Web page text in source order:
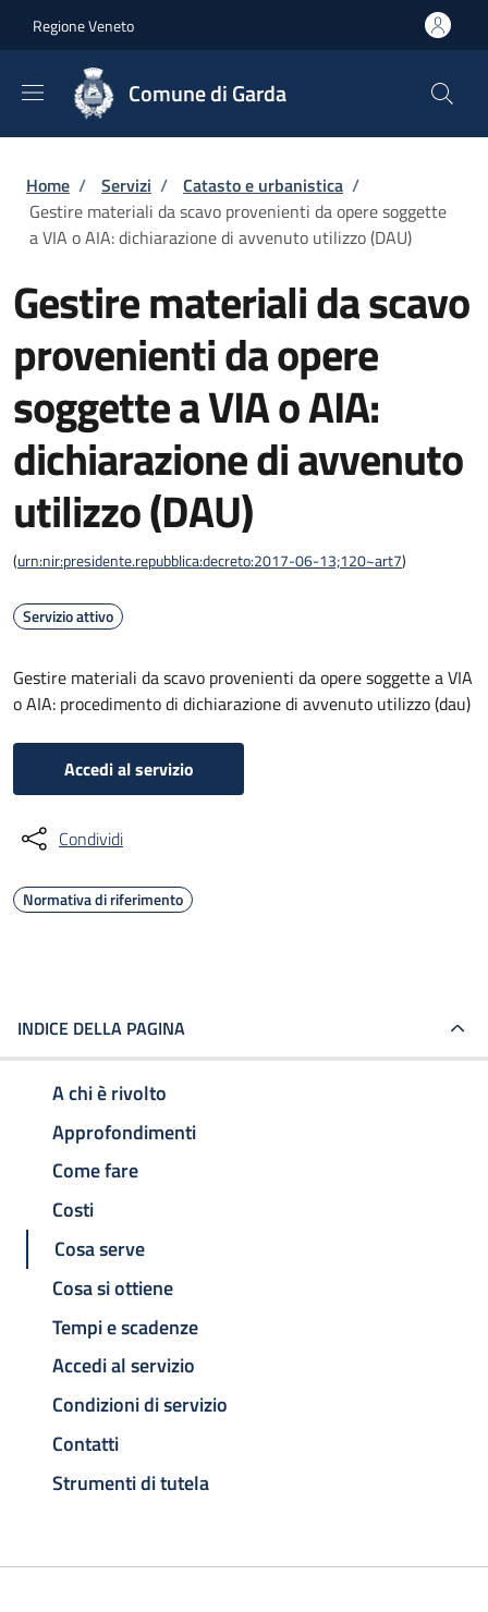
Regione Veneto
Comune di Garda
Briciole di pane
Home / Servizi / Catasto e urbanistica /
Gestire materiali da scavo provenienti da opere soggette
a VIA o AIA: dichiarazione di avvenuto utilizzo (DAU)
Gestire materiali da scavo
provenienti da opere
soggette a VIA o AIA:
dichiarazione di avvenuto
utilizzo (DAU)
(urn:nir:presidente.repubblica:decreto:2017-06-13;120~art7)
Servizio attivo
Gestire materiali da scavo provenienti da opere soggette a VIA
o AIA: procedimento di dichiarazione di avvenuto utilizzo (dau)
Accedi al servizio
Condividi
Normativa di riferimento
INDICE DELLA PAGINA
A chi è rivolto
Approfondimenti
Come fare
Costi
Cosa serve
Cosa si ottiene
Tempi e scadenze
Accedi al servizio
Condizioni di servizio
Contatti
Strumenti di tutela